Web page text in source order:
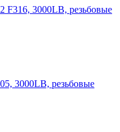
F316, 3000LB, резьбовые
3000LB, резьбовые